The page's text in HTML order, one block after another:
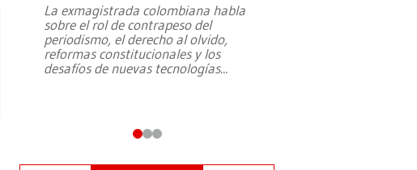
La exmagistrada colombiana habla
sobre el rol de contrapeso del
periodismo, el derecho al olvido,
reformas constitucionales y los
desafíos de nuevas tecnologías...